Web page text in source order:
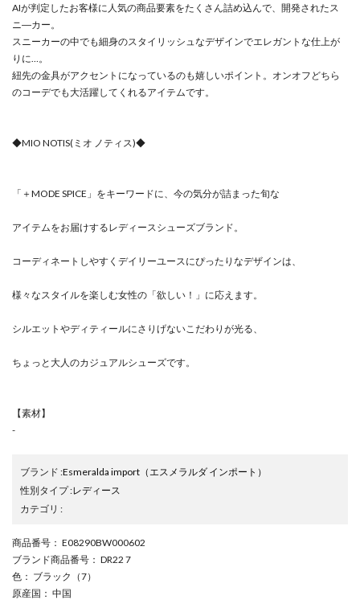
AIが判定したお客様に人気の商品要素をたくさん詰め込んで、開発されたス
ニ―カー。
スニーカーの中でも細身のスタイリッシュなデザインでエレガントな仕上が
りに…。
紐先の金具がアクセントになっているのも嬉しいポイント。オンオフどちら
のコーデでも大活躍してくれるアイテムです。
◆MIO NOTIS(ミオ ノティス)◆
「＋MODE SPICE」をキーワードに、今の気分が詰まった旬な
アイテムをお届けするレディースシューズブランド。
コーディネートしやすくデイリーユースにぴったりなデザインは、
様々なスタイルを楽しむ女性の「欲しい！」に応えます。
シルエットやディティールにさりげないこだわりが光る、
ちょっと大人のカジュアルシューズです。
【素材】
-
ブランド :Esmeralda import （エスメラルダ インポート）
性別タイプ:レディース
カテゴリ :
商品番号 ： E08290BW000602
ブランド商品番号 ： DR22 7
色 ： ブラック（7）
原産国 ： 中国